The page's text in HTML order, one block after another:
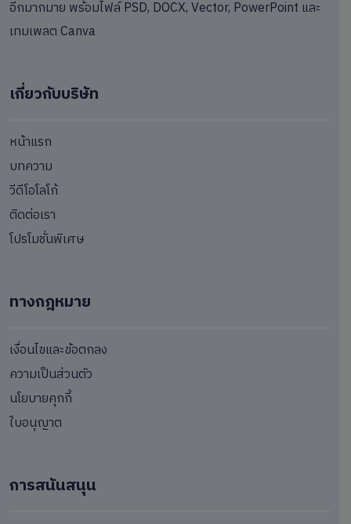
อีกมากมาย พร้อมไฟล์ PSD, DOCX, Vector, PowerPoint และ
เทมเพลต Canva
เกี่ยวกับบริษัท
หน้าแรก
บทความ
วีดีโอโลโก้
ติดต่อเรา
โปรโมชั่นพิเศษ
ทางกฎหมาย
เงื่อนไขและข้อตกลง
ความเป็นส่วนตัว
นโยบายคุกกี้
ใบอนุญาต
การสนันสนุน